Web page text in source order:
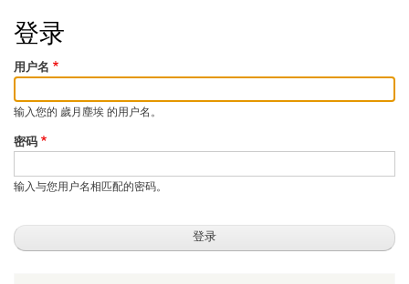
登录
用户名
输入您的 歲月塵埃 的用户名。
密码
输入与您用户名相匹配的密码。